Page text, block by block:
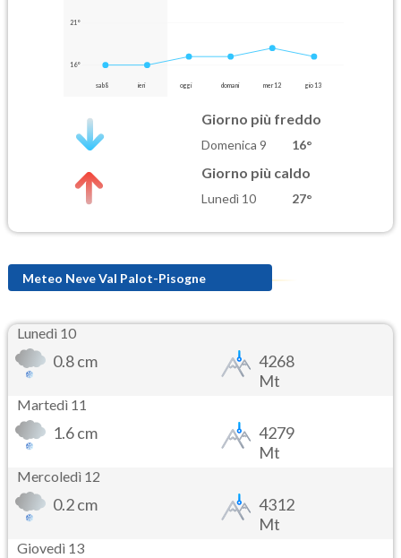
21°
16°
sab 8 ieri oggi domani mer 12 gio 13
Giorno più freddo
Domenica 9 16°
Giorno più caldo
Lunedì 10 27°
Meteo Neve Val Palot-Pisogne
Lunedì 10
0.8 cm
4268
Mt
Martedì 11
1.6 cm
4279
Mt
Mercoledì 12
0.2 cm
4312
Mt
Giovedì 13